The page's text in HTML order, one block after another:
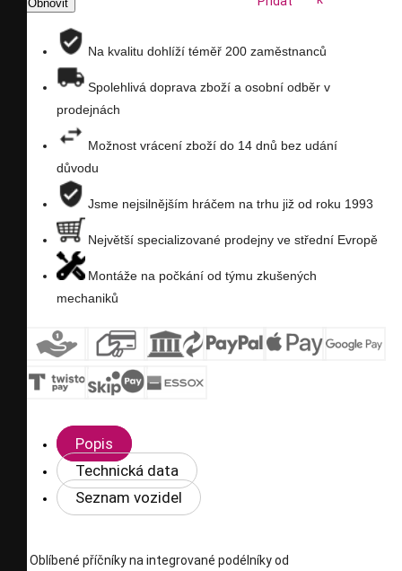
seznam
Na kvalitu dohlíží téměř 200 zaměstnanců
Spolehlivá doprava zboží a osobní odběr v
prodejnách
Možnost vrácení zboží do 14 dnů bez udání
důvodu
Jsme nejsilnějším hráčem na trhu již od roku 1993
Největší specializované prodejny ve střední Evropě
Montáže na počkání od týmu zkušených
mechaniků
Popis
Technická data
Seznam vozidel
Oblíbené příčníky na integrované podélníky od